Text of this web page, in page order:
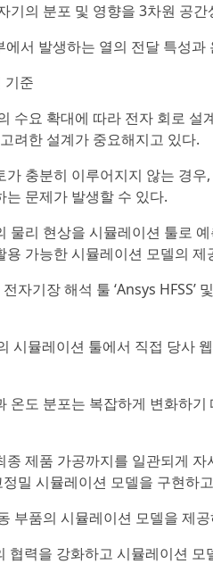
기의 분포 및 영향을 3차원 공
서 발생하는 열의 전달 특성과
기준
수요 확대에 따라 전자 회로
려한 설계가 중요해지고 있다.
충분히 이루어지지 않는 경
문제가 발생할 수 있다.
물리 현상을 시뮬레이션 툴로
가능한 시뮬레이션 모델의 제
자기장 해석 툴 ‘Ansys HFSS’
시뮬레이션 툴에서 직접 당사
온도 분포는 복잡하게 변화하
종 제품 가공까지를 일관되게
밀 시뮬레이션 모델을 구현하
부품의 시뮬레이션 모델을 제
협력을 강화하고 시뮬레이션